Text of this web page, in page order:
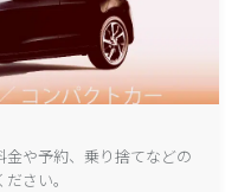
や予約、乗り捨てなどの
さい。